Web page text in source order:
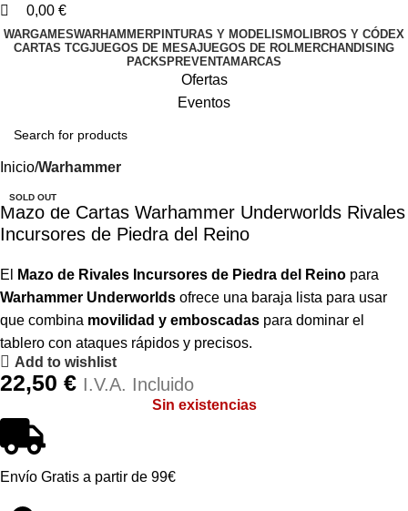
0,00 €
WARGAMESWARHAMMERPINTURAS Y MODELISMOLIBROS Y CÓDEX
CARTAS TCGJUEGOS DE MESAJUEGOS DE ROLMERCHANDISING
PACKS PREVENTAMARCAS
Ofertas
Eventos
Inicio Warhammer
SOLD OUT
Mazo de Cartas Warhammer Underworlds Rivales
Incursores de Piedra del Reino
El Mazo de Rivales Incursores de Piedra del Reino para
Warhammer Underworlds ofrece una baraja lista para usar
que combina movilidad y emboscadas para dominar el
tablero con ataques rápidos y precisos.
Add to wishlist
22,50 € I.V.A. Incluido
Sin existencias
Envío Gratis a partir de 99€